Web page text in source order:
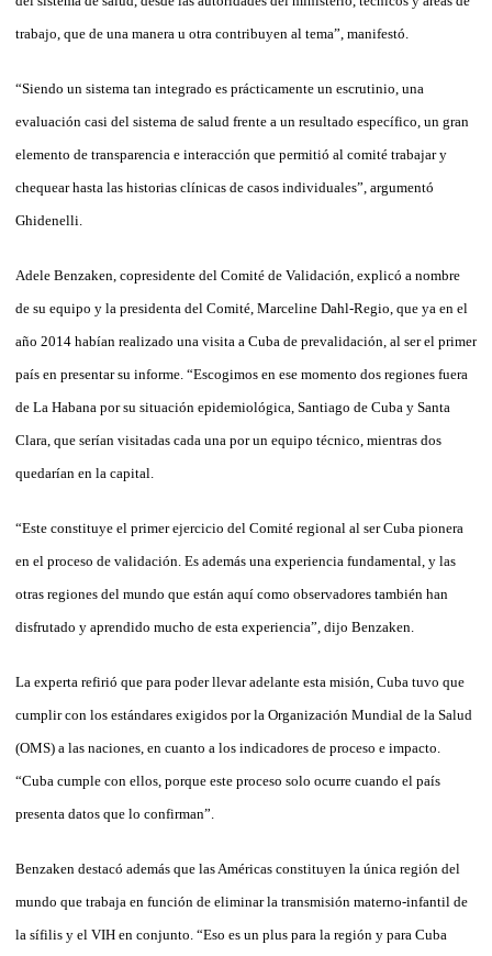
trabajo, que de una manera u otra contribuyen al tema”, manifestó.
“Siendo un sistema tan integrado es prácticamente un escrutinio, una
evaluación casi del sistema de salud frente a un resultado específico, un gran
elemento de transparencia e interacción que permitió al comité trabajar y
chequear hasta las historias clínicas de casos individuales”, argumentó
Ghidenelli.
Adele Benzaken, copresidente del Comité de Validación, explicó a nombre
de su equipo y la presidenta del Comité, Marceline Dahl-Re­gio, que ya en el
año 2014 habían realizado una visita a Cuba de prevalidación, al ser el primer
país en presentar su informe. “Escogimos en ese momento dos regiones fuera
de La Ha­bana por su situación epidemiológica, San­tiago de Cuba y Santa
Clara, que serían visitadas cada una por un equipo técnico, mientras dos
quedarían en la capital.
“Este constituye el primer ejercicio del Co­mité regional al ser Cuba pionera
en el proceso de validación. Es además una experiencia fundamental, y las
otras regiones del mundo que están aquí como observadores también han
disfrutado y aprendido mucho de esta experiencia”, dijo Benzaken.
La experta refirió que para poder llevar adelante esta misión, Cuba tuvo que
cumplir con los estándares exigidos por la Organización Mundial de la Salud
(OMS) a las naciones, en cuanto a los indicadores de proceso e impacto.
“Cuba cumple con ellos, porque este proceso solo ocurre cuando el país
presenta datos que lo confirman”.
Benzaken destacó además que las Amé­ri­cas constituyen la única región del
mundo que trabaja en función de eliminar la transmisión materno-infantil de
la sífilis y el VIH en conjunto. “Eso es un plus para la región y para Cuba